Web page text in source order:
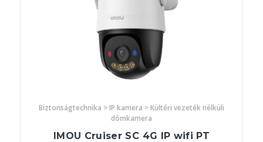
Biztonságtechnika > IP kamera > Kültéri vezeték nélküli
dómkamera
IMOU Cruiser SC 4G IP wifi PT